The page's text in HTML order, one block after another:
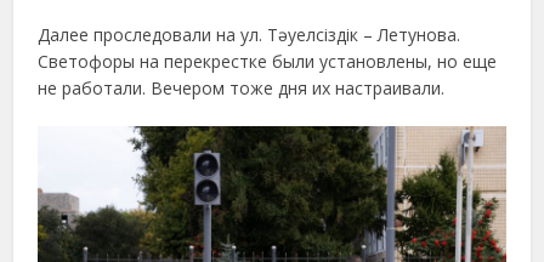
Далее проследовали на ул. Тәуелсіздік – Летунова.
Светофоры на перекрестке были установлены, но еще
не работали. Вечером тоже дня их настраивали.